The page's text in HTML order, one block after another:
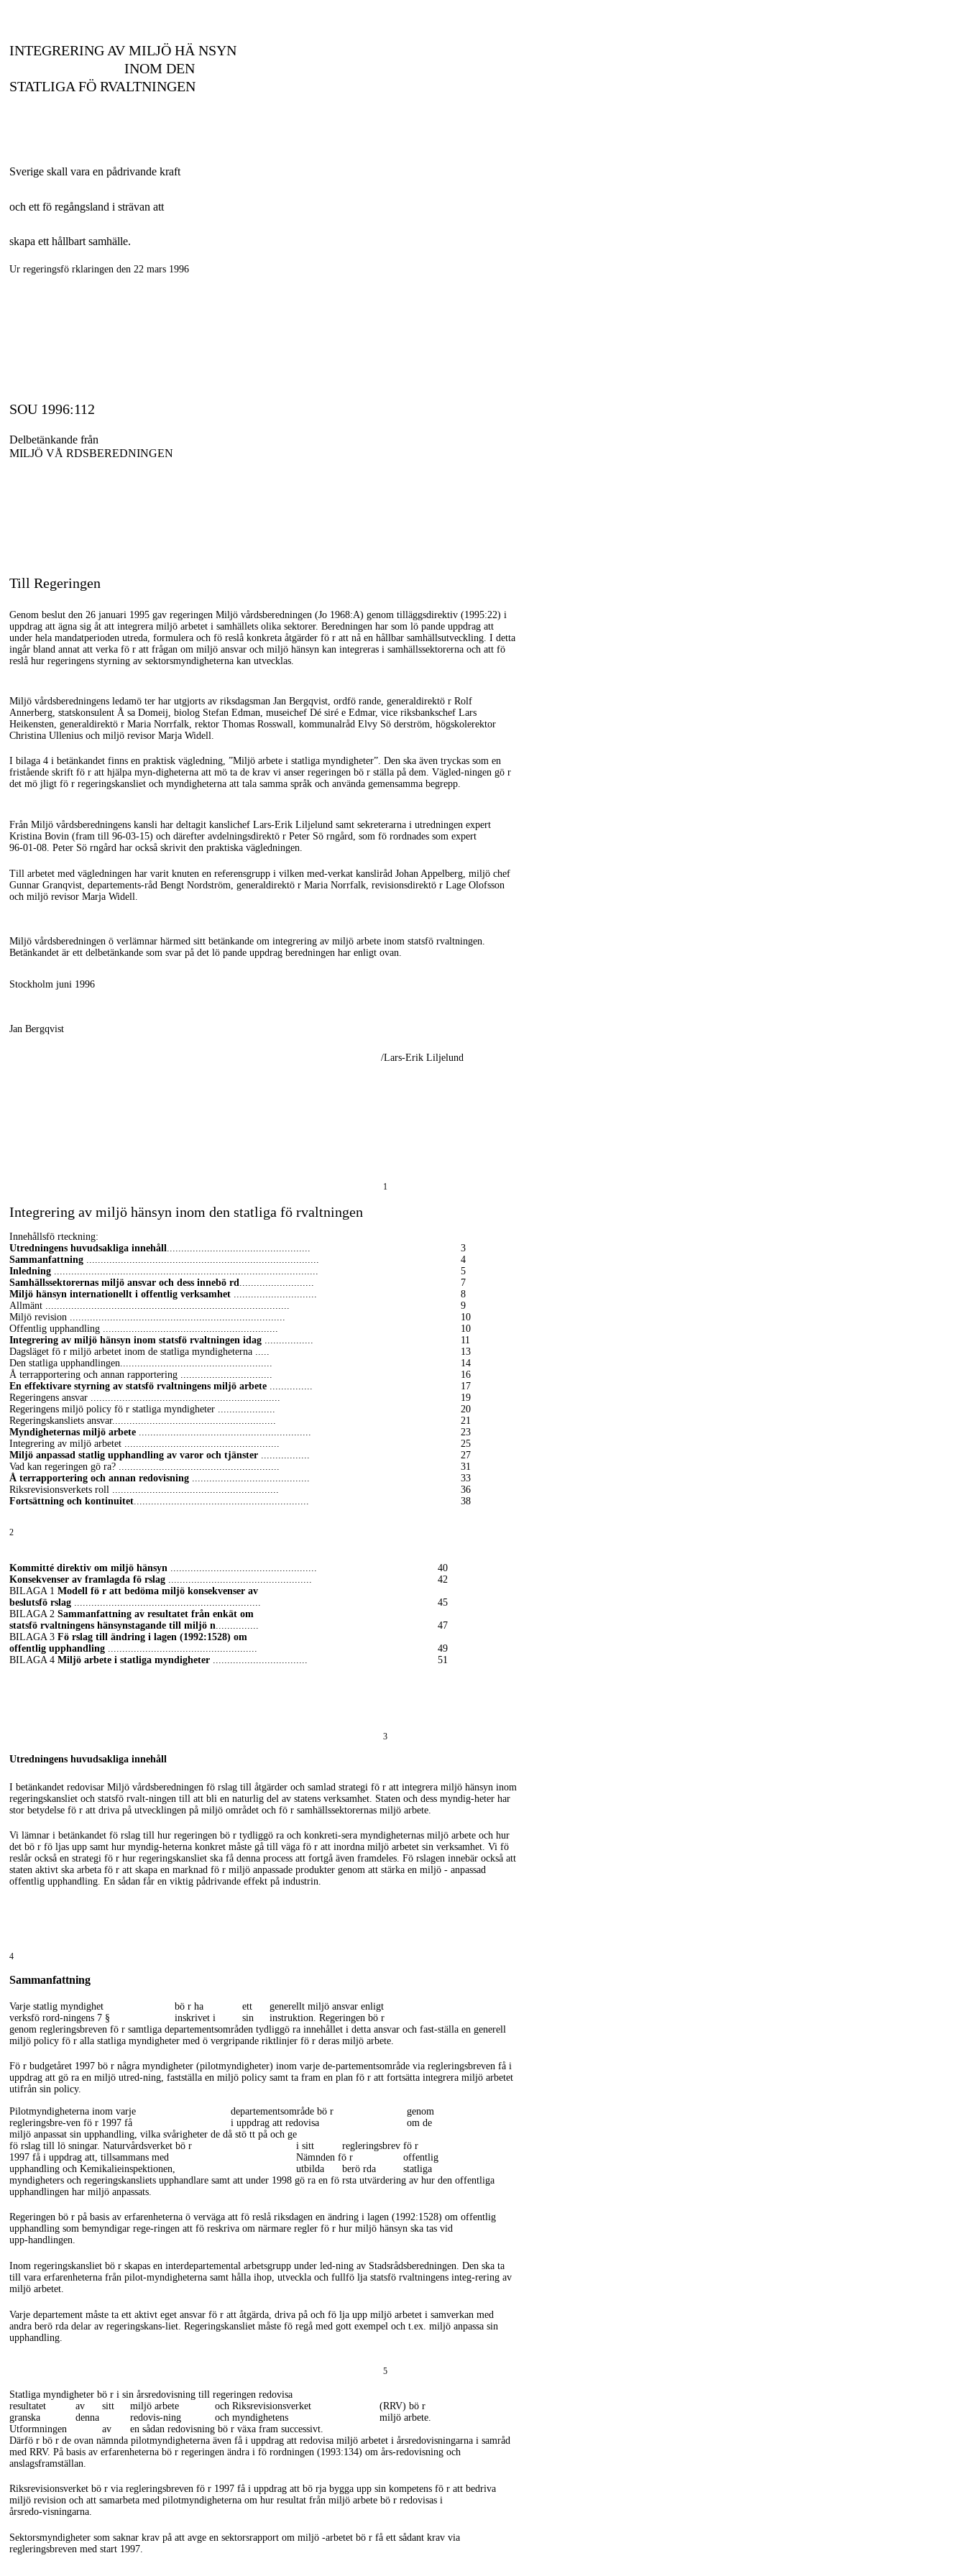
INTEGRERING AV MILJÖ HÄ NSYN
INOM DEN
STATLIGA FÖ RVALTNINGEN
Sverige skall vara en pådrivande kraft
och ett fö regångsland i strävan att
skapa ett hållbart samhälle.
Ur regeringsfö rklaringen den 22 mars 1996
SOU 1996:112
Delbetänkande från
MILJÖ VÅ RDSBEREDNINGEN
Till Regeringen
Genom beslut den 26 januari 1995 gav regeringen Miljö vårdsberedningen (Jo 1968:A) genom tilläggsdirektiv (1995:22) i
uppdrag att ägna sig åt att integrera miljö arbetet i samhällets olika sektorer. Beredningen har som lö pande uppdrag att
under hela mandatperioden utreda, formulera och fö reslå konkreta åtgärder fö r att nå en hållbar samhällsutveckling. I detta
ingår bland annat att verka fö r att frågan om miljö ansvar och miljö hänsyn kan integreras i samhällssektorerna och att fö
reslå hur regeringens styrning av sektorsmyndigheterna kan utvecklas.
Miljö vårdsberedningens ledamö ter har utgjorts av riksdagsman Jan Bergqvist, ordfö rande, generaldirektö r Rolf
Annerberg, statskonsulent Å sa Domeij, biolog Stefan Edman, museichef Dé siré e Edmar, vice riksbankschef Lars
Heikensten, generaldirektö r Maria Norrfalk, rektor Thomas Rosswall, kommunalråd Elvy Sö derström, högskolerektor
Christina Ullenius och miljö revisor Marja Widell.
I bilaga 4 i betänkandet finns en praktisk vägledning, ”Miljö arbete i statliga myndigheter”. Den ska även tryckas som en
fristående skrift fö r att hjälpa myn-digheterna att mö ta de krav vi anser regeringen bö r ställa på dem. Vägled-ningen gö r
det mö jligt fö r regeringskansliet och myndigheterna att tala samma språk och använda gemensamma begrepp.
Från Miljö vårdsberedningens kansli har deltagit kanslichef Lars-Erik Liljelund samt sekreterarna i utredningen expert
Kristina Bovin (fram till 96-03-15) och därefter avdelningsdirektö r Peter Sö rngård, som fö rordnades som expert
96-01-08. Peter Sö rngård har också skrivit den praktiska vägledningen.
Till arbetet med vägledningen har varit knuten en referensgrupp i vilken med-verkat kansliråd Johan Appelberg, miljö chef
Gunnar Granqvist, departements-råd Bengt Nordström, generaldirektö r Maria Norrfalk, revisionsdirektö r Lage Olofsson
och miljö revisor Marja Widell.
Miljö vårdsberedningen ö verlämnar härmed sitt betänkande om integrering av miljö arbete inom statsfö rvaltningen.
Betänkandet är ett delbetänkande som svar på det lö pande uppdrag beredningen har enligt ovan.
Stockholm juni 1996
Jan Bergqvist
/Lars-Erik Liljelund
1
Integrering av miljö hänsyn inom den statliga fö rvaltningen
Innehållsfö rteckning:
Utredningens huvudsakliga innehåll..................................................
3
Sammanfattning .................................................................................
4
Inledning ............................................................................................
5
Samhällssektorernas miljö ansvar och dess innebö rd..........................
7
Miljö hänsyn internationellt i offentlig verksamhet .............................
8
Allmänt .....................................................................................
9
Miljö revision ...........................................................................
10
Offentlig upphandling .............................................................
10
Integrering av miljö hänsyn inom statsfö rvaltningen idag .................
11
Dagsläget fö r miljö arbetet inom de statliga myndigheterna .....
13
Den statliga upphandlingen.....................................................
14
Å terrapportering och annan rapportering ................................
16
En effektivare styrning av statsfö rvaltningens miljö arbete ...............
17
Regeringens ansvar ..................................................................
19
Regeringens miljö policy fö r statliga myndigheter ....................
20
Regeringskansliets ansvar.........................................................
21
Myndigheternas miljö arbete ............................................................
23
Integrering av miljö arbetet ......................................................
25
Miljö anpassad statlig upphandling av varor och tjänster .................
27
Vad kan regeringen gö ra? ........................................................
31
Å terrapportering och annan redovisning .........................................
33
Riksrevisionsverkets roll ..........................................................
36
Fortsättning och kontinuitet............................................................. 38
2
Kommitté direktiv om miljö hänsyn ...................................................
40
Konsekvenser av framlagda fö rslag ..................................................
42
BILAGA 1 Modell fö r att bedöma miljö konsekvenser av
45
beslutsfö rslag .................................................................
BILAGA 2 Sammanfattning av resultatet från enkät om
47
statsfö rvaltningens hänsynstagande till miljö n...............
BILAGA 3 Fö rslag till ändring i lagen (1992:1528) om
49
offentlig upphandling ....................................................
BILAGA 4 Miljö arbete i statliga myndigheter ................................. 51
3
Utredningens huvudsakliga innehåll
I betänkandet redovisar Miljö vårdsberedningen fö rslag till åtgärder och samlad strategi fö r att integrera miljö hänsyn inom
regeringskansliet och statsfö rvalt-ningen till att bli en naturlig del av statens verksamhet. Staten och dess myndig-heter har
stor betydelse fö r att driva på utvecklingen på miljö området och fö r samhällssektorernas miljö arbete.
Vi lämnar i betänkandet fö rslag till hur regeringen bö r tydliggö ra och konkreti-sera myndigheternas miljö arbete och hur
det bö r fö ljas upp samt hur myndig-heterna konkret måste gå till väga fö r att inordna miljö arbetet sin verksamhet. Vi fö
reslår också en strategi fö r hur regeringskansliet ska få denna process att fortgå även framdeles. Fö rslagen innebär också att
staten aktivt ska arbeta fö r att skapa en marknad fö r miljö anpassade produkter genom att stärka en miljö - anpassad
offentlig upphandling. En sådan får en viktig pådrivande effekt på industrin.
4
Sammanfattning
Varje statlig myndighet bö r ha ett
generellt miljö ansvar enligt
verksfö rord-ningens 7 § inskrivet i sin
instruktion. Regeringen bö r
genom regleringsbreven fö r samtliga departementsområden tydliggö ra innehållet i detta ansvar och fast-ställa en generell
miljö policy fö r alla statliga myndigheter med ö vergripande riktlinjer fö r deras miljö arbete.
Fö r budgetåret 1997 bö r några myndigheter (pilotmyndigheter) inom varje de-partementsområde via regleringsbreven få i
uppdrag att gö ra en miljö utred-ning, fastställa en miljö policy samt ta fram en plan fö r att fortsätta integrera miljö arbetet
utifrån sin policy.
Pilotmyndigheterna inom varje departementsområde bö r
genom
regleringsbre-ven fö r 1997 få i uppdrag att redovisa
om de
miljö anpassat sin upphandling, vilka svårigheter de då stö tt på och ge
fö rslag till lö sningar. Naturvårdsverket bö r
i sitt
regleringsbrev fö r
1997 få i uppdrag att, tillsammans med
Nämnden fö r
offentlig
upphandling och Kemikalieinspektionen,
utbilda berö rda
statliga
myndigheters och regeringskansliets upphandlare samt att under 1998 gö ra en fö rsta utvärdering av hur den offentliga
upphandlingen har miljö anpassats.
Regeringen bö r på basis av erfarenheterna ö verväga att fö reslå riksdagen en ändring i lagen (1992:1528) om offentlig
upphandling som bemyndigar rege-ringen att fö reskriva om närmare regler fö r hur miljö hänsyn ska tas vid
upp-handlingen.
Inom regeringskansliet bö r skapas en interdepartemental arbetsgrupp under led-ning av Stadsrådsberedningen. Den ska ta
till vara erfarenheterna från pilot-myndigheterna samt hålla ihop, utveckla och fullfö lja statsfö rvaltningens integ-rering av
miljö arbetet.
Varje departement måste ta ett aktivt eget ansvar fö r att åtgärda, driva på och fö lja upp miljö arbetet i samverkan med
andra berö rda delar av regeringskans-liet. Regeringskansliet måste fö regå med gott exempel och t.ex. miljö anpassa sin
upphandling.
5
Statliga myndigheter bö r i sin årsredovisning till regeringen redovisa
resultatet
av sitt miljö arbete och Riksrevisionsverket
(RRV) bö r
granska
denna redovis-ning och myndighetens
miljö arbete.
Utformningen
av
en sådan redovisning bö r växa fram successivt.
Därfö r bö r de ovan nämnda pilotmyndigheterna även få i uppdrag att redovisa miljö arbetet i årsredovisningarna i samråd
med RRV. På basis av erfarenheterna bö r regeringen ändra i fö rordningen (1993:134) om års-redovisning och
anslagsframställan.
Riksrevisionsverket bö r via regleringsbreven fö r 1997 få i uppdrag att bö rja bygga upp sin kompetens fö r att bedriva
miljö revision och att samarbeta med pilotmyndigheterna om hur resultat från miljö arbete bö r redovisas i
årsredo-visningarna.
Sektorsmyndigheter som saknar krav på att avge en sektorsrapport om miljö -arbetet bö r få ett sådant krav via
regleringsbreven med start 1997.